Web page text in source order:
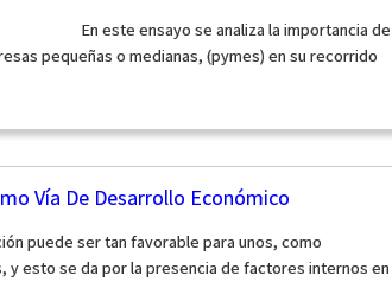
En este ensayo se analiza la importancia de
pequeñas o medianas, (pymes) en su recorrido
Vía De Desarrollo Económico
puede ser tan favorable para unos, como
y esto se da por la presencia de factores internos en